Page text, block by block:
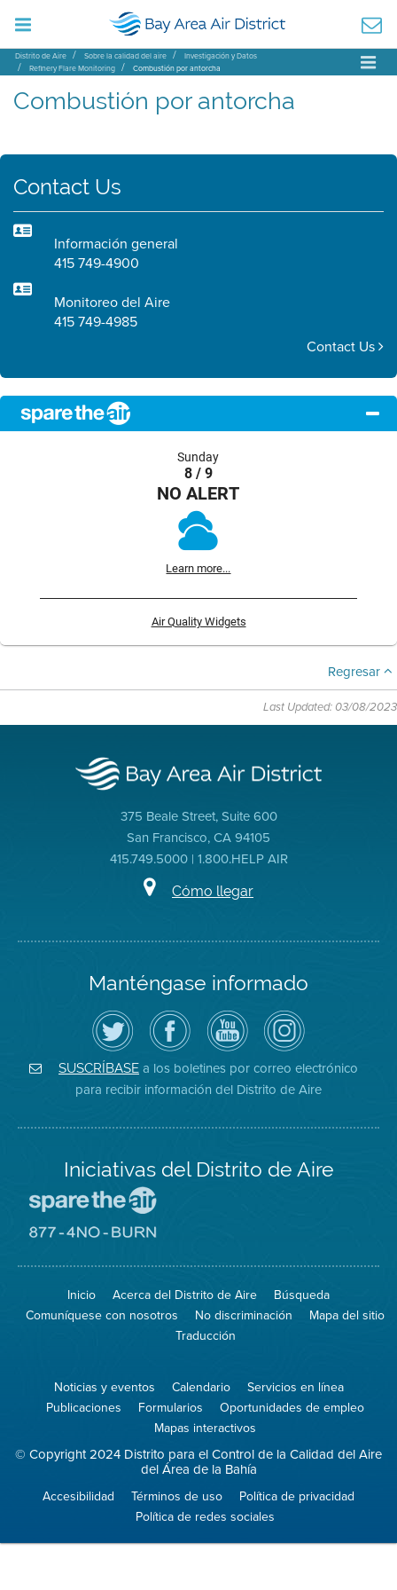
Distrito de Aire Sobre la calidad del aire
Investigación y Datos
Refinery Flare Monitoring
Combustión por antorcha
Combustión por antorcha
Contact Us
Información general
415 749-4900
Monitoreo del Aire
415 749-4985
Contact Us
Sunday
8 / 9
NO ALERT
Learn more...
Air Quality Widgets
Regresar
Last Updated: 03/08/2023
375 Beale Street, Suite 600
San Francisco, CA 94105
415.749.5000 | 1.800.HELP AIR
Cómo llegar
Manténgase informado
Siga
el
Distrito
de
Aire
en
Twitter
Visite
la
página
de
Facebook
del
Distrito
Canal
de
YouTube
del
Distrito
de
Aire
Air
District
on
Instagram
SUSCRÍBASE a los boletines por correo electrónico
para recibir información del Distrito de Aire
Iniciativas del Distrito de Aire
Spare
Air
el
aire)
sitio
8774
Burn
Inicio Acerca del Distrito de Aire
Búsqueda
Comuníquese con nosotros
No discriminación
Mapa del sitio
Traducción
Noticias y eventos Calendario
Servicios en línea
Publicaciones
Formularios
Oportunidades de empleo
Mapas interactivos
© Copyright 2024 Distrito para el Control de la Calidad del Aire
del Área de la Bahía
Accesibilidad Términos de uso
Política de privacidad
Política de redes sociales